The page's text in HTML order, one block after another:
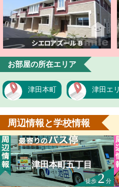
お部屋の所在エリア
津田本町 津田エ
周辺情報と学校情報
津田本町五丁目
徒歩2 分